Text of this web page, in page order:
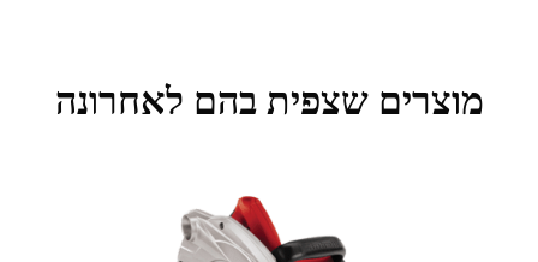
מוצרים שצפית בהם לאחרונה